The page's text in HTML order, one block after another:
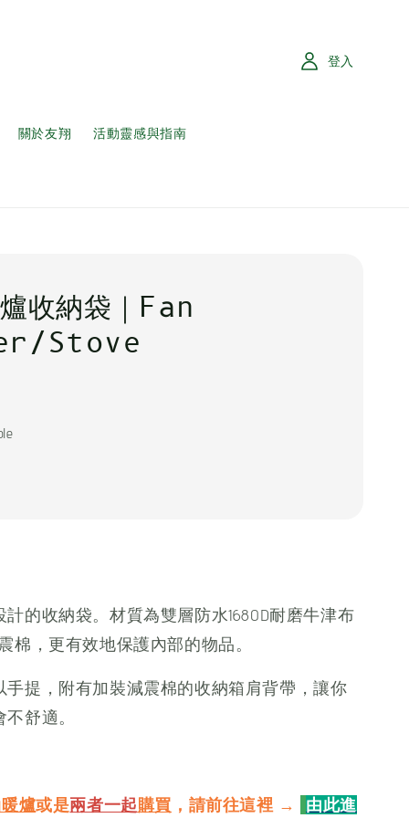
關於友翔 活動靈感與指南
登入
收納袋｜Fan
Stove
的收納袋。材質為雙層防水1680D耐磨牛津布
棉，更有效地保護內部的物品。
手提，附有加裝減震棉的收納箱肩背帶，讓你
舒適。
爐或是兩者一起購買 ，請前往這裡 →
由此進